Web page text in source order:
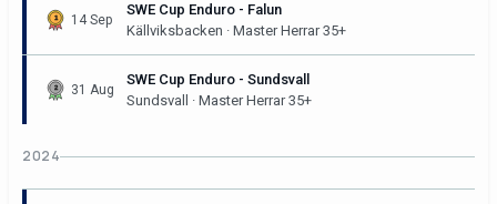
14 Sep
SWE Cup Enduro - Falun
Källviksbacken · Master Herrar 35+
31 Aug
SWE Cup Enduro - Sundsvall
Sundsvall · Master Herrar 35+
2024